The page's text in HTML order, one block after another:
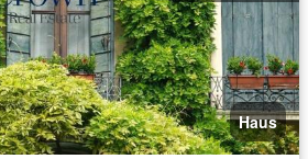
Haus